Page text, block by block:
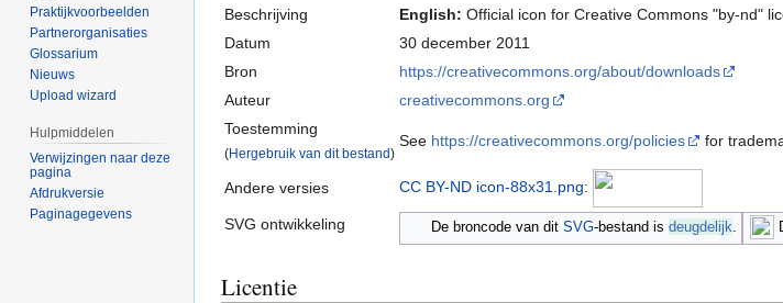
Beschrijving English: Official icon for Creative Commons "by-nd"
Datum
30 december 2011
Bron
https://creativecommons.org/about/downloads
Auteur
creativecommons.org
Toestemming
(Hergebruik van dit bestand)
See https://creativecommons.org/policies for
Andere versies CC BY-ND icon-88x31.png:
SVG ontwikkeling De broncode van dit SVG-bestand is deugdelijk
Licentie
Praktijkvoorbeelden
Partnerorganisaties
Glossarium
Nieuws
Upload wizard
Hulpmiddelen
Verwijzingen naar deze
pagina
Afdrukversie
Paginagegevens